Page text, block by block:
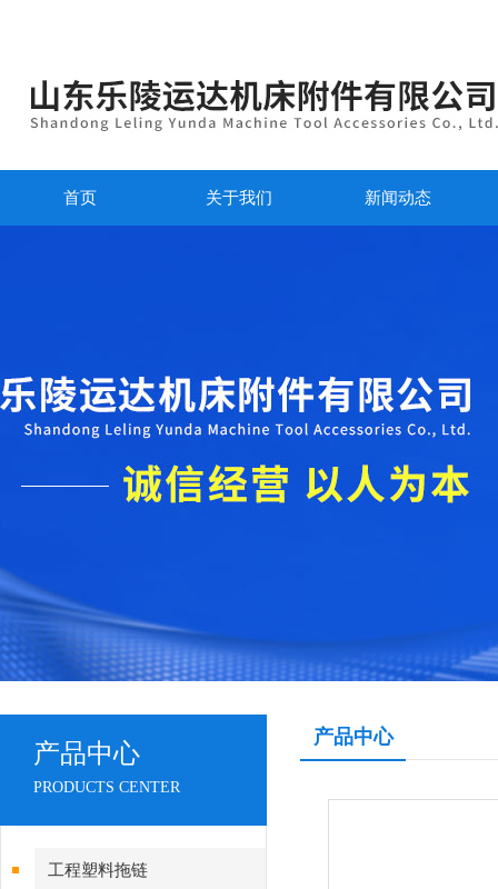
首页 关于我们 新闻动态
产品中心
PRODUCTS CENTER
工程塑料拖链
产品中心